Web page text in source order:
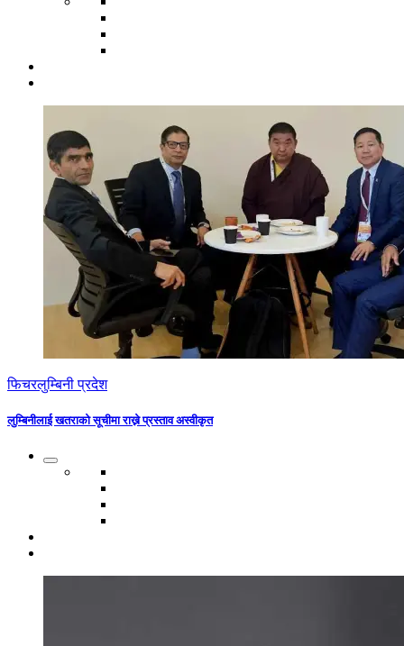
फिचरलुम्बिनी प्रदेश
लुम्बिनीलाई खतराको सूचीमा राख्ने प्रस्ताव अस्वीकृत